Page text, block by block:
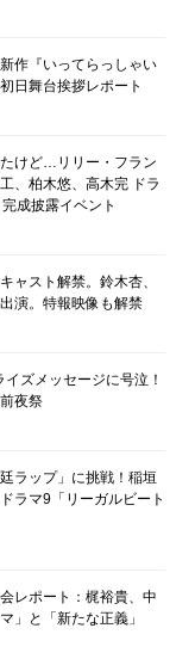
作『いってらっしゃい
日舞台挨拶レポート
けど…リリー・フラン
、柏木悠、高木完 ドラ
成披露イベント
ャスト解禁。鈴木杏、
演。特報映像も解禁
ズメッセージに号泣！
夜祭
ラップ」に挑戦！稲垣
ラマ9「リーガルビート
レポート：梶裕貴、中
」と「新たな正義」